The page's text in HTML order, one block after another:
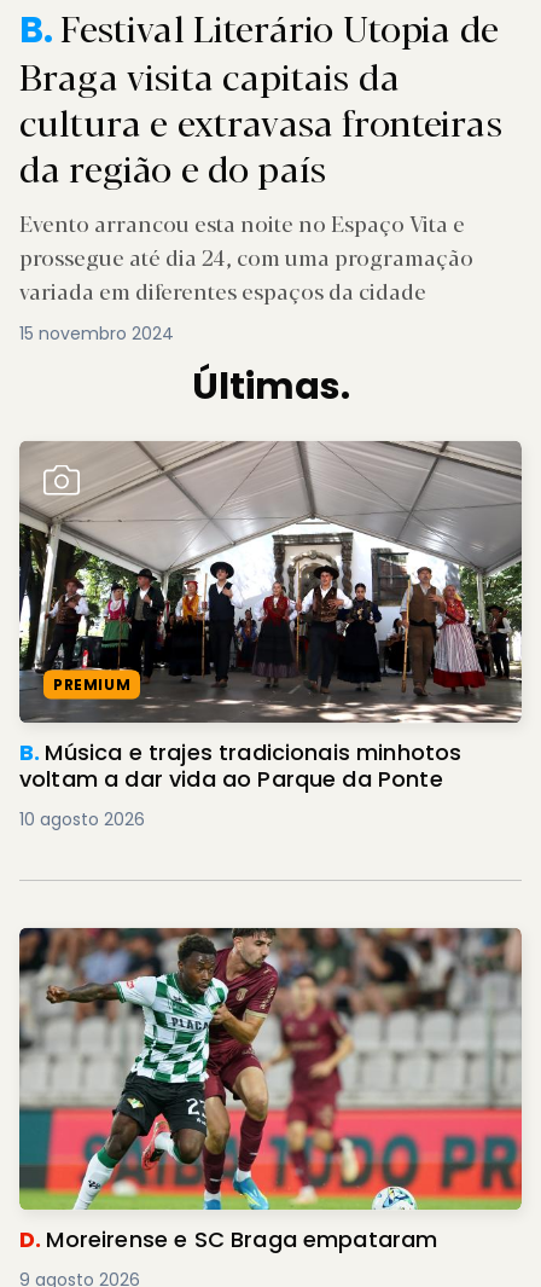
B.Festival Literário Utopia de
Braga visita capitais da
cultura e extravasa fronteiras
da região e do país
Evento arrancou esta noite no Espaço Vita e
prossegue até dia 24, com uma programação
variada em diferentes espaços da cidade
15 novembro 2024
Últimas.
PREMIUM
B. Música e trajes tradicionais minhotos
voltam a dar vida ao Parque da Ponte
10 agosto 2026
D. Moreirense e SC Braga empataram
9 agosto 2026